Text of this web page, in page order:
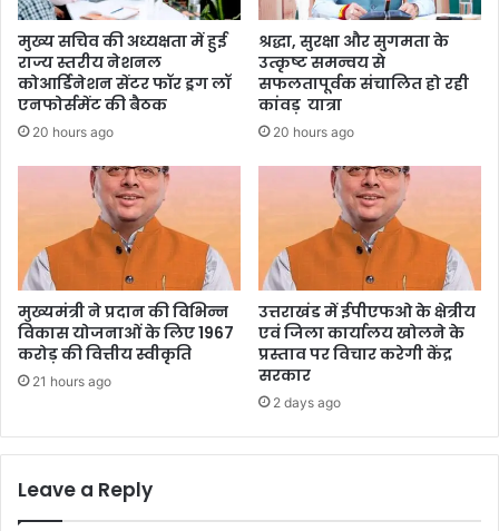
मुख्य सचिव की अध्यक्षता में हुई
राज्य स्तरीय नेशनल
कोआर्डिनेशन सेंटर फॉर ड्रग लॉ
एनफोर्समेंट की बैठक
20 hours ago
श्रद्धा, सुरक्षा और सुगमता के
उत्कृष्ट समन्वय से
सफलतापूर्वक संचालित हो रही
कांवड़ यात्रा
20 hours ago
मुख्यमंत्री ने प्रदान की विभिन्न
विकास योजनाओं के लिए 1967
करोड़ की वित्तीय स्वीकृति
21 hours ago
उत्तराखंड में ईपीएफओ के क्षेत्रीय
एवं जिला कार्यालय खोलने के
प्रस्ताव पर विचार करेगी केंद्र
सरकार
2 days ago
Leave a Reply